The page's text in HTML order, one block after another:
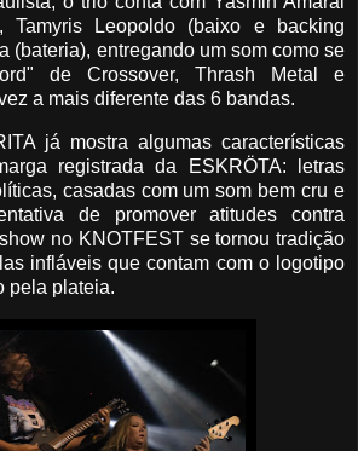
Tamyris Leopoldo (baixo e backing
(bateria), entregando um som como se
de Crossover, Thrash Metal e
a mais diferente das 6 bandas.
já mostra algumas características
registrada da ESKRÖTA: letras
casadas com um som bem cru e
de promover atitudes contra
no KNOTFEST se tornou tradição
infláveis que contam com o logotipo
pela plateia.